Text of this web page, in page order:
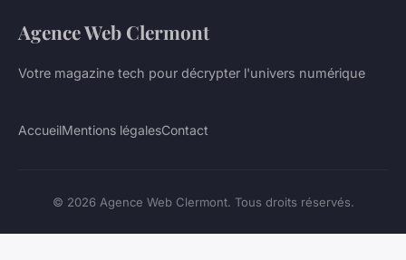
Agence Web Clermont
Votre magazine tech pour décrypter l'univers numérique
AccueilMentions légalesContact
© 2026 Agence Web Clermont. Tous droits réservés.